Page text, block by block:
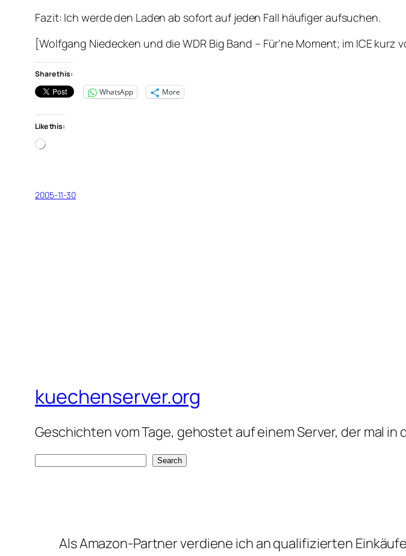
Fazit: Ich werde den Laden ab sofort auf jeden Fall häufiger aufsuchen.
[Wolfgang Niedecken und die WDR Big Band – Für’ne Moment; im ICE kurz
Share this:
WhatsApp
More
Like this:
Loading…
2005-11-30
kuechenserver.org
Geschichten vom Tage, gehostet auf einem Server, der mal in
S
Search
Als Amazon-Partner verdiene ich an qualifizierten